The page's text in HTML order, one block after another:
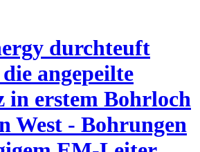
durchteuft
angepeilte
in erstem Bohrloch
West - Bohrungen